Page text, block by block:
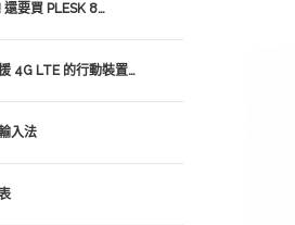
要買 PLESK 8…
4G LTE 的行動裝置…
入法